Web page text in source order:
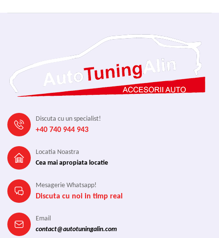
Discuta cu un specialist!
+40 740 944 943
Locatia Noastra
Cea mai apropiata locatie
Mesagerie Whatsapp!
Discuta cu noi in timp real
Email
contact@autotuningalin.com